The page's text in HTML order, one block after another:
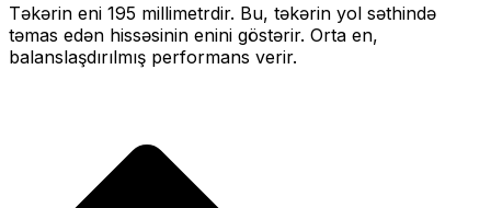
Təkərin eni 195 millimetrdir. Bu, təkərin yol səthində
təmas edən hissəsinin enini göstərir. Orta en,
balanslaşdırılmış performans verir.